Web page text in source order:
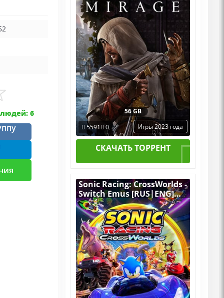
6
+ все DLC
56 GB
5591
0 Игры 2023 года
СКАЧАТЬ ТОРРЕНТ
Sonic Racing: CrossWorlds -
Switch Emus [RUS|ENG]
(2025) PC RePack by R.G.
Механики